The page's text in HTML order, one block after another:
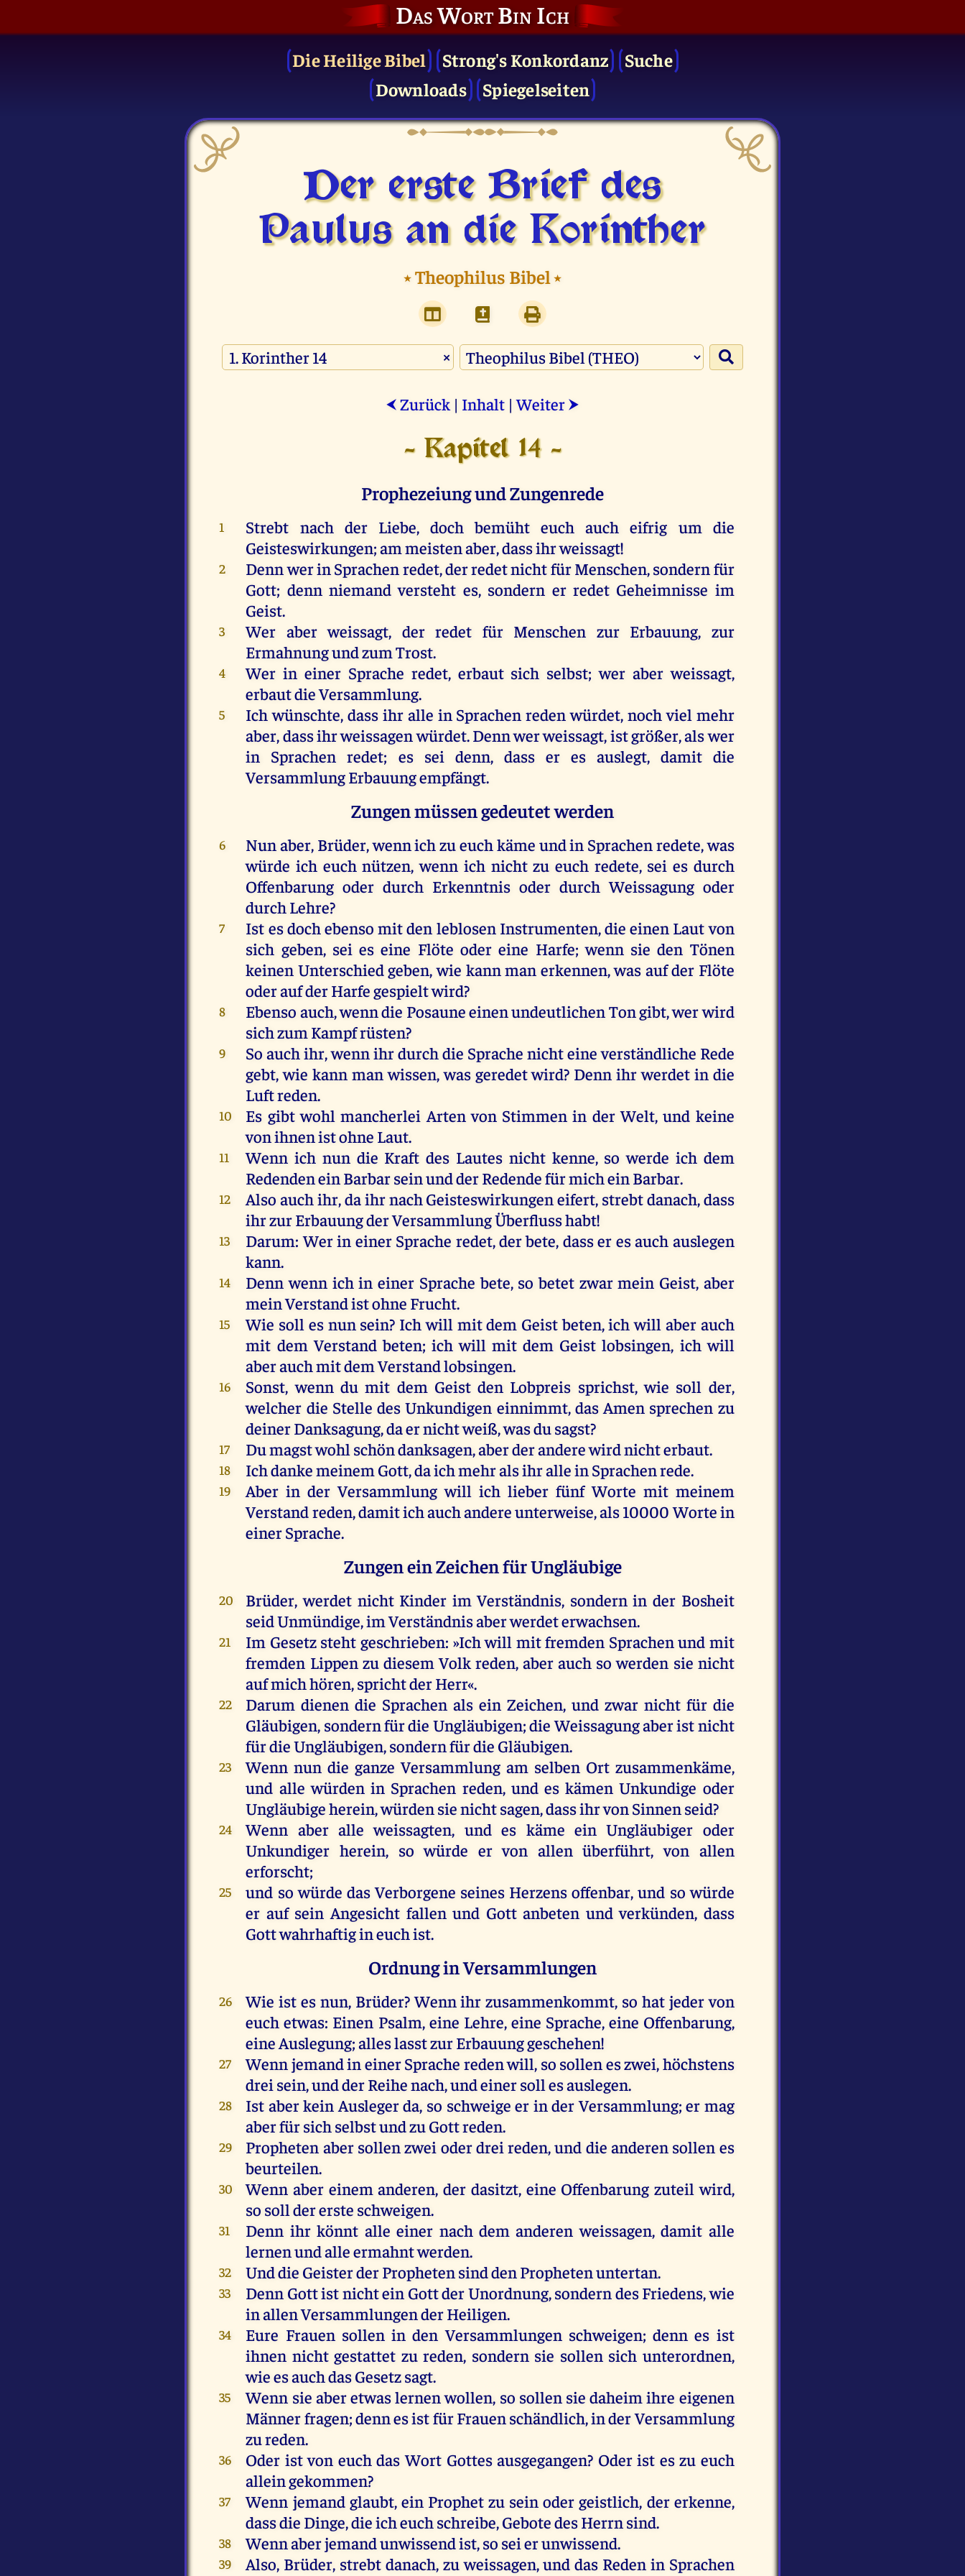
Das Wort Bin Ich
Die Heilige Bibel Strong's Konkordanz
Suche
Downloads
Spiegelseiten
Der erste Brief des
Paulus an die Korinther
⭑Theophilus Bibel⭑
×
⮜ Zurück | Inhalt |Weiter ⮞
- Kapitel 14 -
Prophezeiung und Zungenrede
1 Strebt nach der Liebe, doch bemühteuch auch eifrig um die
Geisteswirkungen;am meistenaber, dassihrweissagt!
2 Dennwerin Sprachen redet,derredetnichtfürMenschen,sondern für
Gott; denn niemand versteht es, sondern er redet Geheimnisse im
Geist.
3 Wer aber weissagt, der redet für Menschen zurErbauung, zur
Ermahnungundzum Trost.
4 Wer in einer Sprache redet, erbaut sich selbst;wer aber weissagt,
erbautdieVersammlung.
5 Ich wünschte, dass ihr alle in Sprachen reden würdet, noch viel mehr
aber, dassihrweissagenwürdet.Dennwerweissagt,istgrößer,alswer
in Sprachen redet; es sei denn, dass er esauslegt, damit die
VersammlungErbauungempfängt.
Zungen müssen gedeutet werden
6 Nun aber, Brüder,wennich zu euch käme undin Sprachen redete,was
würde ich euch nützen,wenn ich nicht zu euch redete, sei es durch
Offenbarung oder durch Erkenntnis oder durch Weissagung oder
durch Lehre?
7 Ist esdoch ebensomitden leblosen Instrumenten,die einen Lautvon
sich geben, sei es eine Flöte oder eine Harfe;wenn sie den Tönen
keinen Unterschied geben,wie kann man erkennen,was aufder Flöte
oderaufderHarfegespieltwird?
8 Ebenso auch,wenndie Posauneeinenundeutlichen Tongibt,werwird
sichzum Kampfrüsten?
9 So auch ihr,wenn ihrdurch die Sprache nichteineverständliche Rede
gebt,wie kann man wissen,was geredet wird? Denn ihr werdet in die
Luftreden.
10 Es gibt wohl mancherlei Artenvon Stimmen in der Welt,und keine
vonihnenistohne Laut.
11 Wenn ich nun die Kraft des Lautes nicht kenne, so werde ich dem
Redendenein BarbarseinundderRedendefürmichein Barbar.
12 Also auch ihr,da ihrnach Geisteswirkungeneifert, strebtdanach, dass
ihrzurErbauungderVersammlungÜberflusshabt!
13 Darum:Werin einer Sprache redet,derbete, dasser esauch auslegen
kann.
14 Denn wenn ich in einer Sprache bete, so betet zwar mein Geist, aber
meinVerstandistohne Frucht.
15 Wie soll es nun sein? Ich will mitdem Geistbeten,ich will aber auch
mit dem Verstand beten; ich will mit dem Geist lobsingen, ich will
aberauchmitdem Verstandlobsingen.
16 Sonst,wenn du mit dem Geist den Lobpreis sprichst,wie soll der,
welcher die Stelle des Unkundigen einnimmt, das Amen sprechen zu
deinerDanksagung,daernichtweiß,wasdu sagst?
17 Du magstwohl schöndanksagen,aberderanderewirdnichterbaut.
18 Ichdankemeinem Gott,daichmehralsihrallein Sprachenrede.
19 Aber in der Versammlung will ich lieber fünf Worte mit meinem
Verstand reden,damitichauchandereunterweise,als10000Wortein
einerSprache.
Zungen ein Zeichen für Ungläubige
20 Brüder,werdet nicht Kinder im Verständnis, sondern in der Bosheit
seidUnmündige,im Verständnisaberwerdeterwachsen.
21 Im Gesetz steht geschrieben: »Ich will mitfremden Sprachen und mit
fremden Lippen zu diesem Volk reden,aber auch so werden sie nicht
aufmichhören,sprichtderHerr«.
22 Darum dienen die Sprachen als ein Zeichen, und zwar nicht für die
Gläubigen, sondernfürdie Ungläubigen;dieWeissagungaberistnicht
fürdieUngläubigen,sondernfürdie Gläubigen.
23 Wenn nun die ganze Versammlung am selben Ort zusammenkäme,
und alle würden in Sprachen reden, und es kämen Unkundige oder
Ungläubigeherein,würden sienichtsagen, dassihrvon Sinnen seid?
24 Wenn aber alle weissagten, und es käme ein Ungläubiger oder
Unkundiger herein, so würde er von allen überführt,von allen
erforscht;
25 und so würde das Verborgene seines Herzens offenbar,und so würde
er auf sein Angesicht fallen und Gott anbeten und verkünden, dass
Gottwahrhaftigineuchist.
Ordnung in Versammlungen
26 Wie ist es nun, Brüder?Wenn ihr zusammenkommt, so hat jeder von
euch etwas: Einen Psalm, eine Lehre, eine Sprache, eine Offenbarung,
eine Auslegung;alleslasstzurErbauunggeschehen!
27 Wenn jemandin einerSprache redenwill, so sollen eszwei, höchstens
drei sein,undderReihenach,undeinersoll esauslegen.
28 Ist aberkein Auslegerda, so schweige er in derVersammlung;er mag
aberfürsich selbstundzu Gottreden.
29 Propheten aber sollen zwei oderdrei reden,und die anderen sollen es
beurteilen.
30 Wenn aber einem anderen,der dasitzt, eine Offenbarung zuteilwird,
so soll dererste schweigen.
31 Denn ihr könnt alle einer nach dem anderen weissagen,damit alle
lernenundalleermahntwerden.
32 Unddie GeisterderPropheten sindden Prophetenuntertan.
33 Denn Gottistnichtein GottderUnordnung,sondern desFriedens,wie
inallenVersammlungenderHeiligen.
34 Eure Frauen sollen in den Versammlungen schweigen;denn es ist
ihnen nichtgestattet zu reden, sondern sie sollen sich unterordnen,
wieesauchdasGesetzsagt.
35 Wenn sie aberetwaslernen wollen, so sollen sie daheim ihre eigenen
Männerfragen;dennesistfürFrauen schändlich,inderVersammlung
zu reden.
36 Oder ist von euch das Wort Gottes ausgegangen? Oder ist es zu euch
alleingekommen?
37 Wenn jemand glaubt, ein Prophet zu sein oder geistlich, der erkenne,
dassdie Dinge,dieicheuch schreibe,GebotedesHerrn sind.
38 Wennaberjemandunwissendist,so sei erunwissend.
39 Also, Brüder, strebt danach, zu weissagen,und das Reden in Sprachen